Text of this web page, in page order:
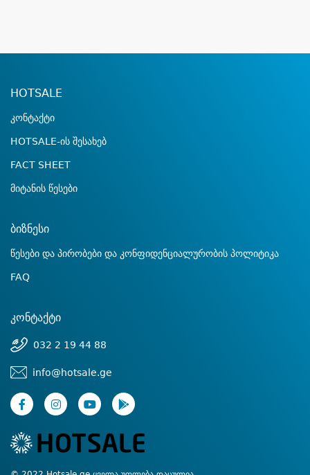
HOTSALE
კონტაქტი
HOTSALE-ის შესახებ
FACT SHEET
მიტანის წესები
ბიზნესი
წესები და პირობები და კონფიდენციალურობის პოლიტიკა
FAQ
კონტაქტი
032 2 19 44 88
info@hotsale.ge